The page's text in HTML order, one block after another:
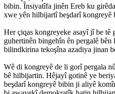
bibin. Însiyatîfa jinên Ereb ku
xwe yên hilbijartî beşdarî kongreyê
Her çiqas kongreyeke asayî jî be
guhertinên bingehîn ên pergalê
bilindkirina tekoşîna azadiya jinan
Wê di kongreyê de li gorî pergala
bê hilbijartin. Hêjayî gotinê ye
beşdarî kongreyê bibin ji aliyê